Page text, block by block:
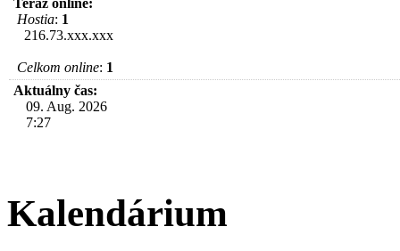
Teraz online:
Hostia: 1
216.73.xxx.xxx
Celkom online: 1
Aktuálny čas:
09. Aug. 2026
7:27
Kalendárium